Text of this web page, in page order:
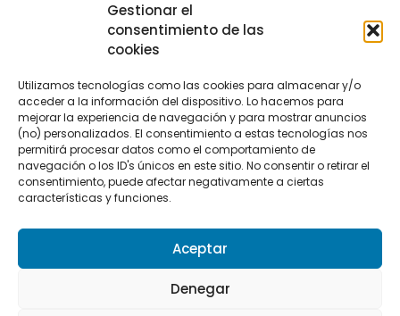
Gestionar el
consentimiento de las
cookies
Utilizamos tecnologías como las cookies para almacenar y/o
acceder a la información del dispositivo. Lo hacemos para
mejorar la experiencia de navegación y para mostrar anuncios
(no) personalizados. El consentimiento a estas tecnologías nos
permitirá procesar datos como el comportamiento de
navegación o los ID's únicos en este sitio. No consentir o retirar el
consentimiento, puede afectar negativamente a ciertas
características y funciones.
Aceptar
Denegar
CONTACTO
+34 662 342 177
info@vkssport.com
SÍGUENOS
Política de privacidad
Política de cookies